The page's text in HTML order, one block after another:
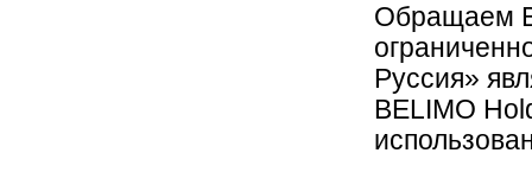
Обращаем
Руссия»
BELIMO